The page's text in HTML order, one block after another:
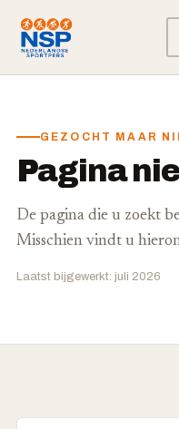
GEZOCHT MAAR
Pagina
De pagina die u zoekt
Misschien vindt u
Laatst bijgewerkt: juli 2026